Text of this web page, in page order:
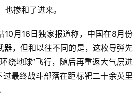
也掺和了进来。
10月16日独家报道称，中国在8月份
器，但和以往不同的是，这枚导弹先
绕地球”飞行，随后再重返大气层进
过最终战斗部落在距标靶二十余英里